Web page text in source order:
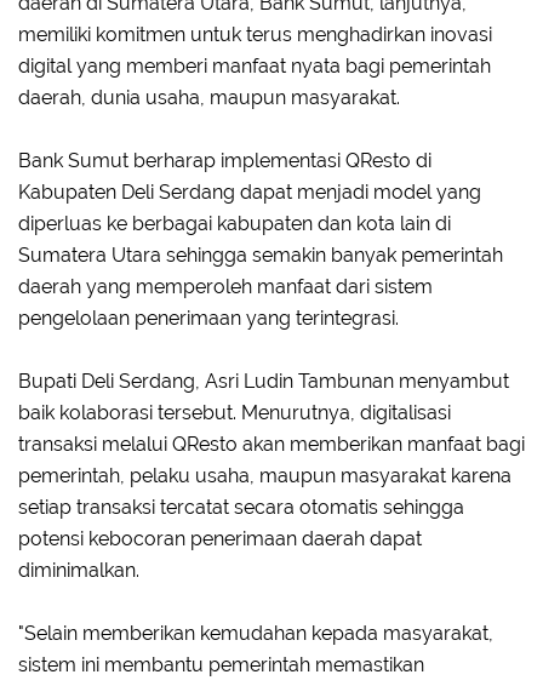
memiliki komitmen untuk terus menghadirkan inovasi
digital yang memberi manfaat nyata bagi pemerintah
daerah, dunia usaha, maupun masyarakat.
Bank Sumut berharap implementasi QResto di
Kabupaten Deli Serdang dapat menjadi model yang
diperluas ke berbagai kabupaten dan kota lain di
Sumatera Utara sehingga semakin banyak pemerintah
daerah yang memperoleh manfaat dari sistem
pengelolaan penerimaan yang terintegrasi.
Bupati Deli Serdang, Asri Ludin Tambunan menyambut
baik kolaborasi tersebut. Menurutnya, digitalisasi
transaksi melalui QResto akan memberikan manfaat bagi
pemerintah, pelaku usaha, maupun masyarakat karena
setiap transaksi tercatat secara otomatis sehingga
potensi kebocoran penerimaan daerah dapat
diminimalkan.
"Selain memberikan kemudahan kepada masyarakat,
sistem ini membantu pemerintah memastikan